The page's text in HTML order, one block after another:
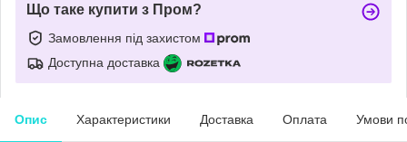
Що таке купити з Пром?
Замовлення під захистом
Доступна доставка
Опис Характеристики Доставка Оплата Умови